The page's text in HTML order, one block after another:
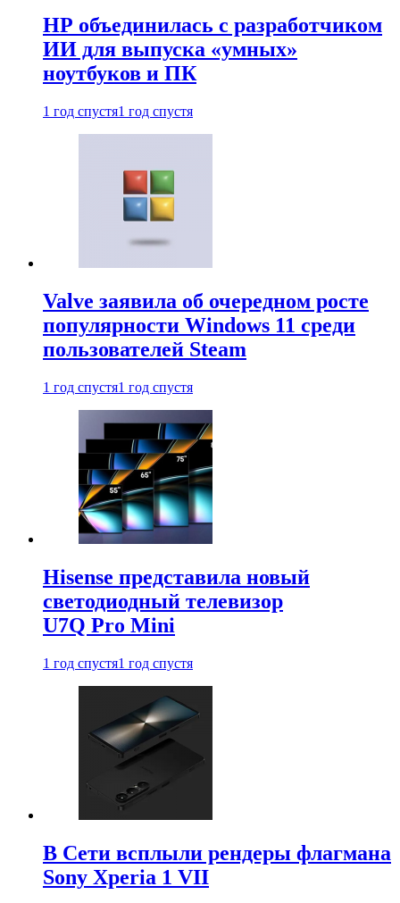
HP объединилась с разработчиком
ИИ для выпуска «умных»
ноутбуков и ПК
1 год спустя1 год спустя
Valve заявила об очередном росте
популярности Windows 11 среди
пользователей Steam
1 год спустя1 год спустя
Hisense представила новый
светодиодный телевизор
U7Q Pro Mini
1 год спустя1 год спустя
В Сети всплыли рендеры флагмана
Sony Xperia 1 VII